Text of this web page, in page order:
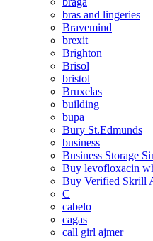
bras and lingeries
Bravemind
brexit
Brighton
Brisol
bristol
Bruxelas
building
bupa
Bury St.Edmunds
business
Business Storage
Buy levofloxacin
Buy Verified Skrill
C
cabelo
cagas
call girl ajmer